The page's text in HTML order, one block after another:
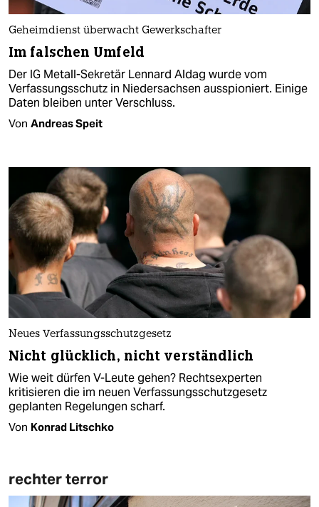
Geheimdienst überwacht Gewerkschafter
Im falschen Umfeld
Der IG Metall-Sekretär Lennard Aldag wurde vom
Verfassungsschutz in Niedersachsen ausspioniert. Einige
Daten bleiben unter Verschluss.
Von Andreas Speit
Neues Verfassungsschutzgesetz
Nicht glücklich, nicht verständlich
Wie weit dürfen V-Leute gehen? Rechtsexperten
kritisieren die im neuen Verfassungsschutzgesetz
geplanten Regelungen scharf.
Von Konrad Litschko
rechter terror